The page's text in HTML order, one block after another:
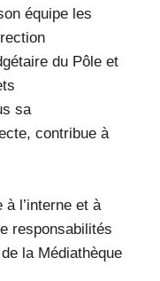
équipe les
du Pôle et
sa
contribue à
à l’interne et à
responsabilités
la Médiathèque